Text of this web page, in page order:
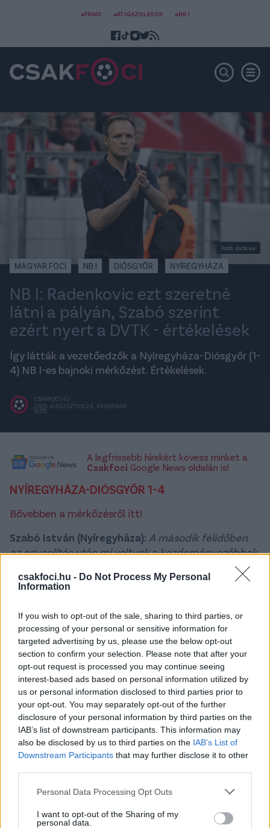
csakfoci.hu - Do Not Process My Personal
Information
If you wish to opt-out of the sale, sharing to third parties, or
processing of your personal or sensitive information for
targeted advertising by us, please use the below opt-out
section to confirm your selection. Please note that after your
opt-out request is processed you may continue seeing
interest-based ads based on personal information utilized by
us or personal information disclosed to third parties prior to
your opt-out. You may separately opt-out of the further
disclosure of your personal information by third parties on the
IAB’s list of downstream participants. This information may
also be disclosed by us to third parties on the IAB’s List of
Downstream Participants that may further disclose it to other
Please note that this website/app uses one or more Google
not limited to your visit or usage behaviour. You may click to
Personal Data Processing Opt Outs
I want to opt-out of the Sharing of my
personal data.
#FRADI #ÁTIGAZOLÁSOK #NB I
Fotó: dvtk.eu
MAGYAR FOCI NB I DIÓSGYŐR NYÍREGYHÁZA
NB I: Radenkovic ezt szeretné
látni a pályán, Szabó szerint
ezért nyert a DVTK - értékelések
Így látták a vezetőedzők a Nyíregyháza-Diósgyőr (1-
4) NB I-es bajnoki mérkőzést. Értékelések.
CSAKFOCI.HU
2025. AUGUSZTUS 24., VASÁRNAP
10:05
A legfrissebb hírekért kövess minket a
Csakfoci Google News oldalán is!
NYÍREGYHÁZA-DIÓSGYŐR 1-4
Bővebben a mérkőzésről itt!
Szabó István (Nyíregyháza): A második félidőben
az egyenlítés után mi voltunk a kezdeményezőbbek,
a büntető egy nagy fordulópont volt, ezt követően
futottunk az eredmény után és ezt nagyon jól
energiákat mozgósítottunk, a DVTK tudatosabban
játszott és jobban használta ki a lehetőségeit. (M4
Sport)
Vladimir Radenkovic (Diósgyőr):Ma az volt a
legfontosabb célunk, hogy megmutassuk a
szurkolóinknak, hogy képesek vagyunk harcolni a
mezért és a klubért. Eddig is voltak a játékunknak
olyan részei, amire lehetett építeni, de ma az egész
mérkőzésen olyan teljesítményt nyújtottunk, amit
szerettünk volna.(M4 Sport)
Olvastad már?